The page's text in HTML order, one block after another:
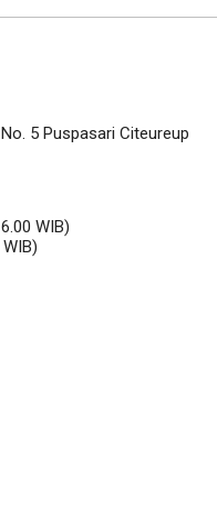
5 Puspasari Citeureup
WIB)